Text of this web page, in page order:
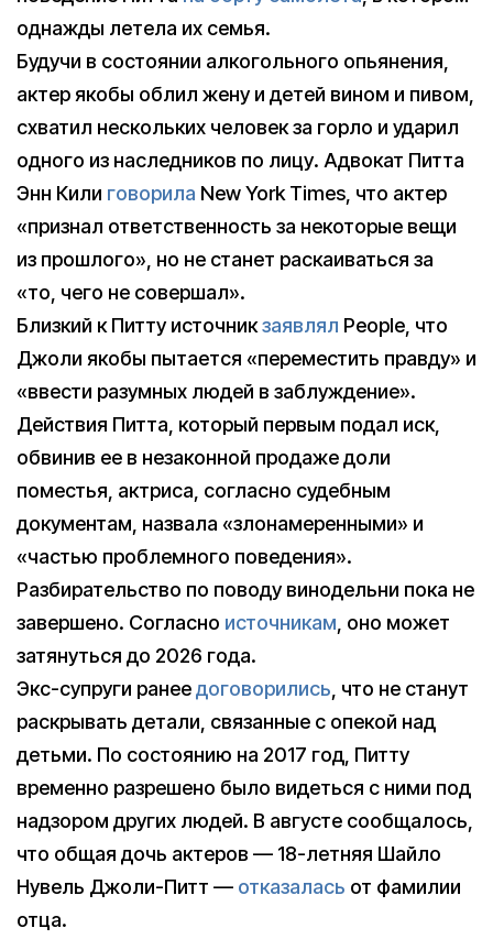
однажды летела их семья.
Будучи в состоянии алкогольного опьянения,
актер якобы облил жену и детей вином и пивом,
схватил нескольких человек за горло и ударил
одного из наследников по лицу. Адвокат Питта
Энн Кили говорила New York Times, что актер
«признал ответственность за некоторые вещи
из прошлого», но не станет раскаиваться за
«то, чего не совершал».
Близкий к Питту источникзаявлял People, что
Джоли якобы пытается «переместить правду» и
«ввести разумных людей в заблуждение».
Действия Питта, который первым подал иск,
обвинив ее в незаконной продаже доли
поместья, актриса, согласно судебным
документам, назвала «злонамеренными» и
«частью проблемного поведения».
Разбирательство по поводу винодельни пока не
завершено. Согласно источникам, оно может
затянуться до 2026 года.
Экс-супруги ранеедоговорились, что не станут
раскрывать детали, связанные с опекой над
детьми. По состоянию на 2017 год, Питту
временно разрешено было видеться с ними под
надзором других людей. В августе сообщалось,
что общая дочь актеров — 18-летняя Шайло
Нувель Джоли-Питт — отказалась от фамилии
отца.